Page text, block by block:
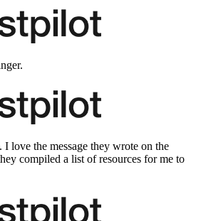
love the message they wrote on the
compiled a list of resources for me to